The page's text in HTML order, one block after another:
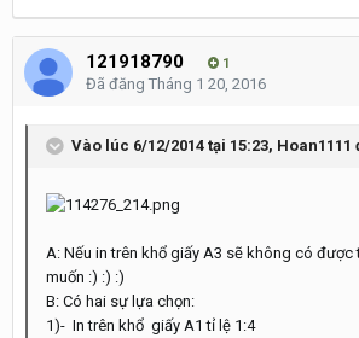
121918790 1
Đã đăng Tháng 1 20, 2016
Vào lúc 6/12/2014 tại 15:23, Hoan1111
A: Nếu in trên khổ giấy A3 sẽ không có được
muốn :) :) :)
B: Có hai sự lựa chọn:
1)- In trên khổ giấy A1 tỉ lệ 1:4